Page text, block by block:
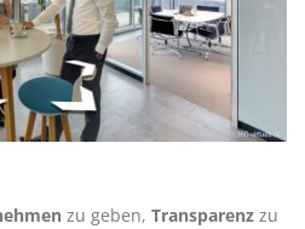
zu geben, Transparenz zu